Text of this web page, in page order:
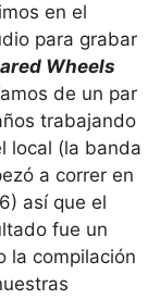
en el
para grabar
Wheels
de un par
trabajando
local (la banda
a correr en
así que el
fue un
la compilación